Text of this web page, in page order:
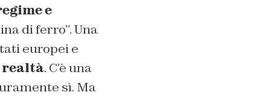
e
di ferro”. Una
europei e
realtà. C’è una
sì. Ma